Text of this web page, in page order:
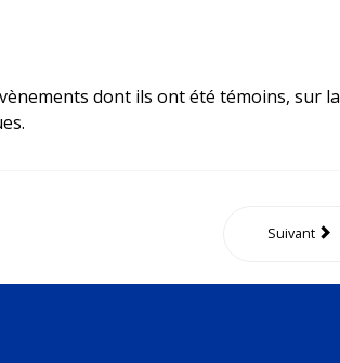
dont ils ont été témoins, sur la
Suivant